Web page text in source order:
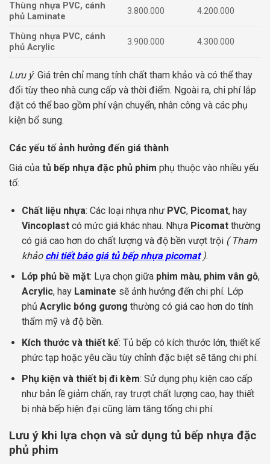
Thùng nhựa PVC, cánh
phủ Laminate
3.800.000 4.200.000
Thùng nhựa PVC, cánh
phủ Acrylic
3.900.000 4.300.000
Lưu ý: Giá trên chỉ mang tính chất tham khảo và có thể thay
đổi tùy theo nhà cung cấp và thời điểm. Ngoài ra, chi phí lắp
đặt có thể bao gồm phí vận chuyển, nhân công và các phụ
kiện bổ sung.
Các yếu tố ảnh hưởng đến giá thành
Giá của tủ bếp nhựa đặc phủ phim phụ thuộc vào nhiều yếu
tố:
Chất liệu nhựa: Các loại nhựa như PVC, Picomat, hay
Vincoplastcó mức giá khác nhau. Nhựa Picomatthường
có giá cao hơn do chất lượng và độ bền vượt trội ( Tham
khảo chi tiết báo giá tủ bếp nhựa picomat).
Lớp phủ bề mặt: Lựa chọn giữa phim màu, phim vân gỗ,
Acrylic, hay Laminate sẽ ảnh hưởng đến chi phí. Lớp
phủ Acrylic bóng gương thường có giá cao hơn do tính
thẩm mỹ và độ bền.
Kích thước và thiết kế: Tủ bếp có kích thước lớn, thiết kế
phức tạp hoặc yêu cầu tùy chỉnh đặc biệt sẽ tăng chi phí.
Phụ kiện và thiết bị đi kèm: Sử dụng phụ kiện cao cấp
như bản lề giảm chấn, ray trượt chất lượng cao, hay thiết
bị nhà bếp hiện đại cũng làm tăng tổng chi phí.
Lưu ý khi lựa chọn và sử dụng tủ bếp nhựa đặc
phủ phim